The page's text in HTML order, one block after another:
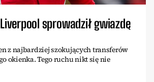
sprowadził gwiazdę
z najbardziej szokujących transferów
okienka. Tego ruchu nikt się nie